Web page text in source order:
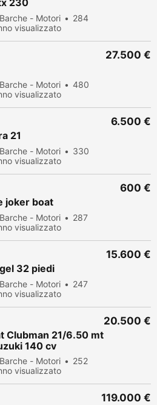
230
Barche - Motori
284
visualizzato
Barche - Motori
480
visualizzato
27.500 €
21
Barche - Motori
330
visualizzato
6.500 €
joker boat
Barche - Motori
287
visualizzato
600 €
32 piedi
Barche - Motori
247
visualizzato
15.600 €
Clubman 21/6.50 mt
140 cv
Barche - Motori
252
visualizzato
20.500 €
119.000 €